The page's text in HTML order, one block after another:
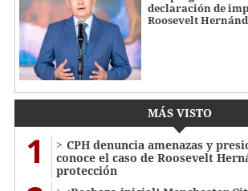
declaración de
Roosevelt
MÁS VISTO
1
CPH denuncia amenazas y
conoce el caso de Roosevelt
protección